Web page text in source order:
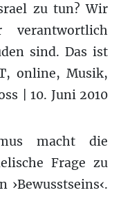
zu tun? Wir
verantwortlich
sind. Das ist
online, Musik,
| 10. Juni 2010
macht die
Frage zu
›Bewusstseins‹.